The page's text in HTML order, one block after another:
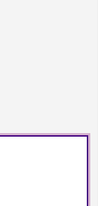
enligt svensk